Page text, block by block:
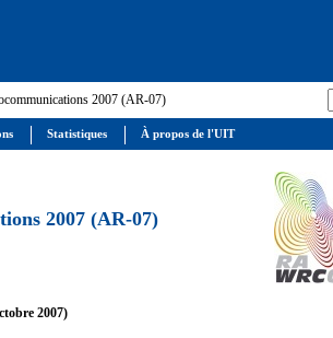
2007 (AR-07)
2007 (AR-07)
2007)
Statistiques À propos de l'UIT